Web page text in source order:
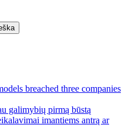
breached three companies
galimybių pirmą būstą
imantiems antrą ar